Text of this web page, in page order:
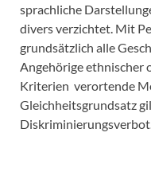
sprachliche
divers verzichtet. Mit
grundsätzlich alle
Angehörige ethnischer
Kriterien verortende
Gleichheitsgrundsatz
Diskriminierungsverbot.